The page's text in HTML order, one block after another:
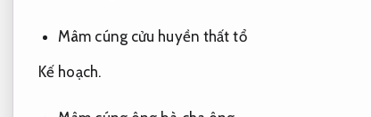
Mâm cúng cửu huyền thất tổ
Kế hoạch.